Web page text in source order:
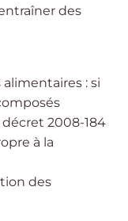
des
: si
2008-184
à la
des